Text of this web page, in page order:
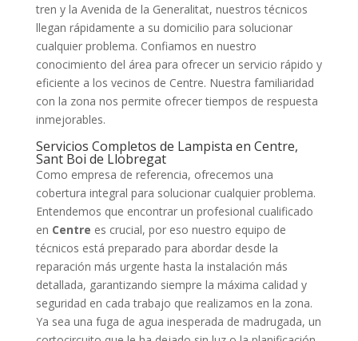
tren y la Avenida de la Generalitat, nuestros técnicos
llegan rápidamente a su domicilio para solucionar
cualquier problema. Confiamos en nuestro
conocimiento del área para ofrecer un servicio rápido y
eficiente a los vecinos de Centre. Nuestra familiaridad
con la zona nos permite ofrecer tiempos de respuesta
inmejorables.
Servicios Completos de Lampista en Centre,
Sant Boi de Llobregat
Como empresa de referencia, ofrecemos una
cobertura integral para solucionar cualquier problema.
Entendemos que encontrar un profesional cualificado
en Centre es crucial, por eso nuestro equipo de
técnicos está preparado para abordar desde la
reparación más urgente hasta la instalación más
detallada, garantizando siempre la máxima calidad y
seguridad en cada trabajo que realizamos en la zona.
Ya sea una fuga de agua inesperada de madrugada, un